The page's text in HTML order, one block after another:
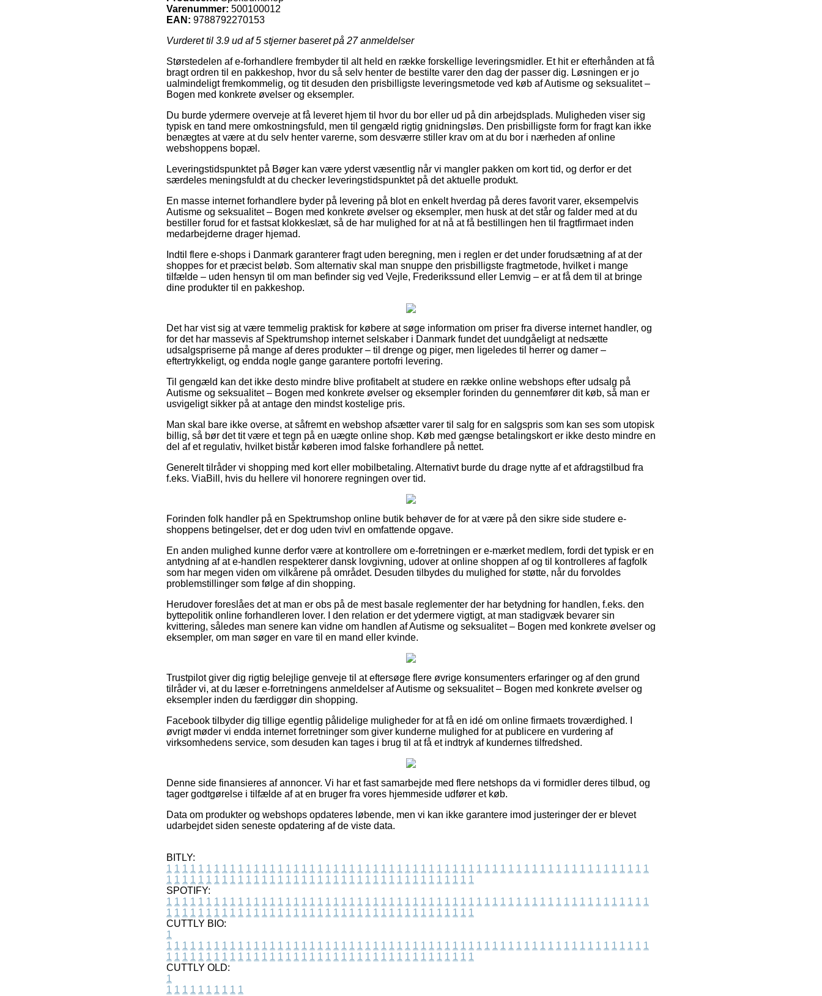
Varenummer: 500100012
EAN: 9788792270153
Vurderet til 3.9 ud af 5 stjerner baseret på 27anmeldelser
Størstedelen af e-forhandlere frembyder til alt held en række forskellige leveringsmidler. Et hit er efterhånden at få
bragt ordren til en pakkeshop, hvor du så selv henter de bestilte varer den dag der passer dig. Løsningen er jo
ualmindeligt fremkommelig, og tit desuden den prisbilligste leveringsmetode ved køb af Autisme og seksualitet –
Bogen med konkrete øvelser og eksempler.
Du burde ydermere overveje at få leveret hjem til hvor du bor eller ud på din arbejdsplads. Muligheden viser sig
typisk en tand mere omkostningsfuld, men til gengæld rigtig gnidningsløs. Den prisbilligste form for fragt kan ikke
benægtes at være at du selv henter varerne, som desværre stiller krav om at du bor i nærheden af online
webshoppens bopæl.
Leveringstidspunktet på Bøger kan være yderst væsentlig når vi mangler pakken om kort tid, og derfor er det
særdeles meningsfuldt at du checker leveringstidspunktet på det aktuelle produkt.
En masse internet forhandlere byder på levering på blot en enkelt hverdag på deres favorit varer, eksempelvis
Autisme og seksualitet – Bogen med konkrete øvelser og eksempler, men husk at det står og falder med at du
bestiller forud for et fastsat klokkeslæt, så de har mulighed for at nå at få bestillingen hen til fragtfirmaet inden
medarbejderne drager hjemad.
Indtil flere e-shops i Danmark garanterer fragt uden beregning, men i reglen er det under forudsætning af at der
shoppes for et præcist beløb. Som alternativ skal man snuppe den prisbilligste fragtmetode, hvilket i mange
tilfælde – uden hensyn til om man befinder sig ved Vejle, Frederikssund eller Lemvig – er at få dem til at bringe
dine produkter til en pakkeshop.
Det har vist sig at være temmelig praktisk for købere at søge information om priser fra diverse internet handler, og
for det har massevis af Spektrumshop internet selskaber i Danmark fundet det uundgåeligt at nedsætte
udsalgspriserne på mange af deres produkter – til drenge og piger, men ligeledes til herrer og damer –
eftertrykkeligt, og endda nogle gange garantere portofri levering.
Til gengæld kan det ikke desto mindre blive profitabelt at studere en række online webshops efter udsalg på
Autisme og seksualitet – Bogen med konkrete øvelser og eksempler forinden du gennemfører dit køb, så man er
usvigeligt sikker på at antage den mindst kostelige pris.
Man skal bare ikke overse, at såfremt en webshop afsætter varer til salg for en salgspris som kan ses som utopisk
billig, så bør det tit være et tegn på en uægte online shop. Køb med gængse betalingskort er ikke desto mindre en
del af et regulativ, hvilket bistår køberen imod falske forhandlere på nettet.
Generelt tilråder vi shopping med kort eller mobilbetaling. Alternativt burde du drage nytte af et afdragstilbud fra
f.eks. ViaBill, hvis du hellere vil honorere regningen over tid.
Forinden folk handler på en Spektrumshop online butik behøver de for at være på den sikre side studere e-
shoppens betingelser, det er dog uden tvivl en omfattende opgave.
En anden mulighed kunne derfor være at kontrollere om e-forretningen er e-mærket medlem, fordi det typisk er en
antydning af at e-handlen respekterer dansk lovgivning, udover at online shoppen af og til kontrolleres af fagfolk
som har megen viden om vilkårene på området. Desuden tilbydes du mulighed for støtte, når du forvoldes
problemstillinger som følge af din shopping.
Herudover foreslåes det at man er obs på de mest basale reglementer der har betydning for handlen, f.eks. den
byttepolitik online forhandleren lover. I den relation er det ydermere vigtigt, at man stadigvæk bevarer sin
kvittering, således man senere kan vidne om handlen af Autisme og seksualitet – Bogen med konkrete øvelser og
eksempler, om man søger en vare til en mand eller kvinde.
Trustpilot giver dig rigtig belejlige genveje til at eftersøge flere øvrige konsumenters erfaringer og af den grund
tilråder vi, at du læser e-forretningens anmeldelser af Autisme og seksualitet – Bogen med konkrete øvelser og
eksempler inden du færdiggør din shopping.
Facebook tilbyder dig tillige egentlig pålidelige muligheder for at få en idé om online firmaets troværdighed. I
øvrigt møder vi endda internet forretninger som giver kunderne mulighed for at publicere en vurdering af
virksomhedens service, som desuden kan tages i brug til at få et indtryk af kundernes tilfredshed.
Denne side finansieres af annoncer. Vi har et fast samarbejde med flere netshops da vi formidler deres tilbud, og
tager godtgørelse i tilfælde af at en bruger fra vores hjemmeside udfører et køb.
Data om produkter og webshops opdateres løbende, men vi kan ikke garantere imod justeringer der er blevet
udarbejdet siden seneste opdatering af de viste data.
BITLY:
1 1 1 1 1 1 1 1 1 1 1 1 1 1 1 1 1 1 1 1 1 1 1 1 1 1 1 1 1 1 1 1 1 1 1 1 1 1 1 1 1 1 1 1 1 1 1 1 1 1 1 1 1 1 1 1 1 1 1 1 1
1 1 1 1 1 1 1 1 1 1 1 1 1 1 1 1 1 1 1 1 1 1 1 1 1 1 1 1 1 1 1 1 1 1 1 1 1 1 1
SPOTIFY:
1 1 1 1 1 1 1 1 1 1 1 1 1 1 1 1 1 1 1 1 1 1 1 1 1 1 1 1 1 1 1 1 1 1 1 1 1 1 1 1 1 1 1 1 1 1 1 1 1 1 1 1 1 1 1 1 1 1 1 1 1
1 1 1 1 1 1 1 1 1 1 1 1 1 1 1 1 1 1 1 1 1 1 1 1 1 1 1 1 1 1 1 1 1 1 1 1 1 1 1
CUTTLY BIO:
1
1 1 1 1 1 1 1 1 1 1 1 1 1 1 1 1 1 1 1 1 1 1 1 1 1 1 1 1 1 1 1 1 1 1 1 1 1 1 1 1 1 1 1 1 1 1 1 1 1 1 1 1 1 1 1 1 1 1 1 1 1
1 1 1 1 1 1 1 1 1 1 1 1 1 1 1 1 1 1 1 1 1 1 1 1 1 1 1 1 1 1 1 1 1 1 1 1 1 1 1
CUTTLY OLD:
1
1 1 1 1 1 1 1 1 1 1